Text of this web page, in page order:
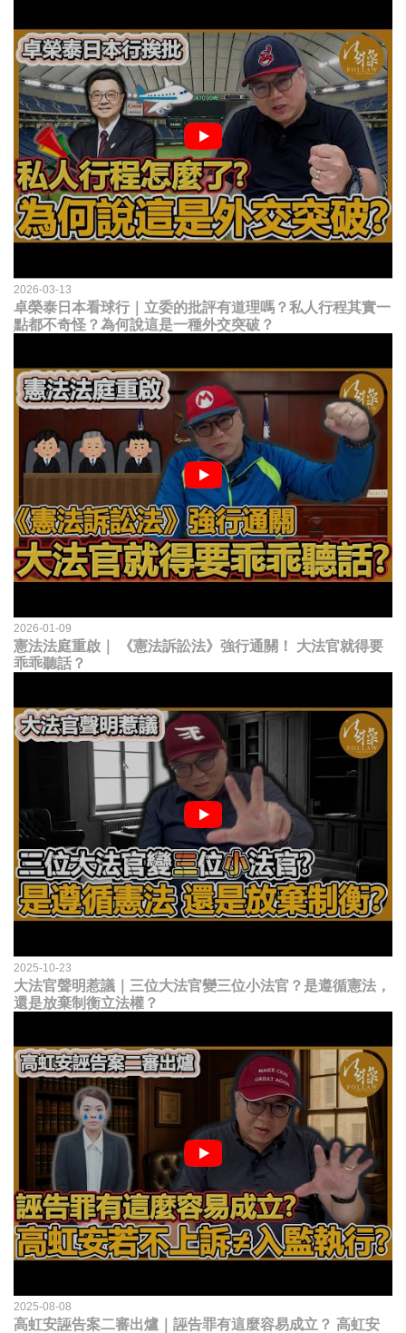
2026-03-13
卓榮泰日本看球行｜立委的批評有道理嗎？私人行程其實一
點都不奇怪？為何說這是一種外交突破？
2026-01-09
憲法法庭重啟｜ 《憲法訴訟法》強行通關！ 大法官就得要
乖乖聽話？
2025-10-23
大法官聲明惹議｜三位大法官變三位小法官？是遵循憲法，
還是放棄制衡立法權？
2025-08-08
高虹安誣告案二審出爐｜誣告罪有這麼容易成立？ 高虹安